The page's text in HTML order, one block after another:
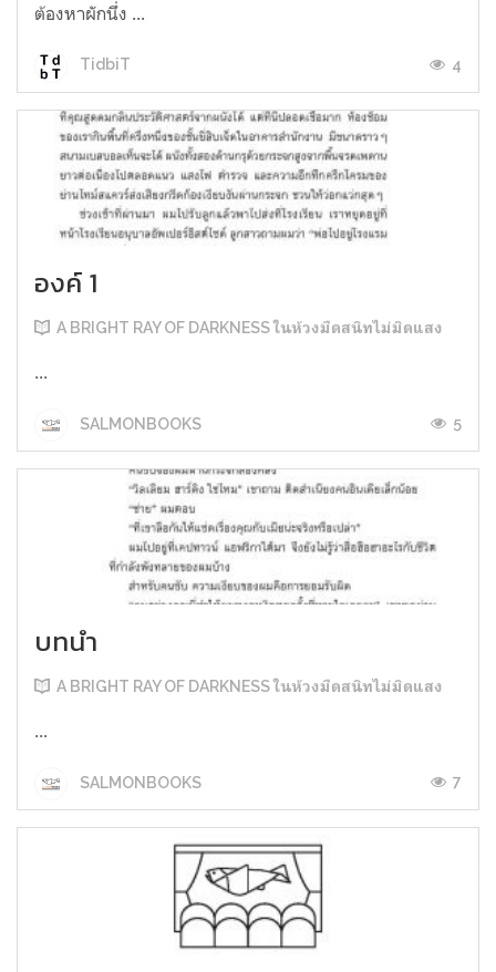
ต้องหาผักนึ่ง ...
TidbiT 4
องค์ 1
A BRIGHT RAY OF DARKNESS ในห้วงมืดสนิทไม่มิดแสง
...
SALMONBOOKS 5
บทนำ
A BRIGHT RAY OF DARKNESS ในห้วงมืดสนิทไม่มิดแสง
...
SALMONBOOKS 7